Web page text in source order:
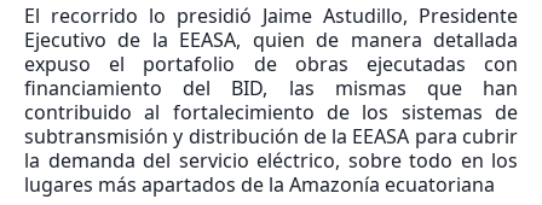
El recorrido lo presidió Jaime Astudillo, Presidente
Ejecutivo de la EEASA, quien de manera detallada
expuso el portafolio de obras ejecutadas con
financiamiento del BID, las mismas que han
contribuido al fortalecimiento de los sistemas de
subtransmisión y distribución de la EEASA para cubrir
la demanda del servicio eléctrico, sobre todo en los
lugares más apartados de la Amazonía ecuatoriana